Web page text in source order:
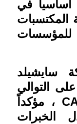
أساسياً في
المكتسبات
للمؤسسات
سايشيلد
التوالي
، مؤكداً
الخبرات